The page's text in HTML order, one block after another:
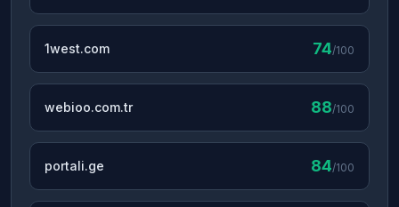
1west.com 74/100
webioo.com.tr 88/100
portali.ge 84/100